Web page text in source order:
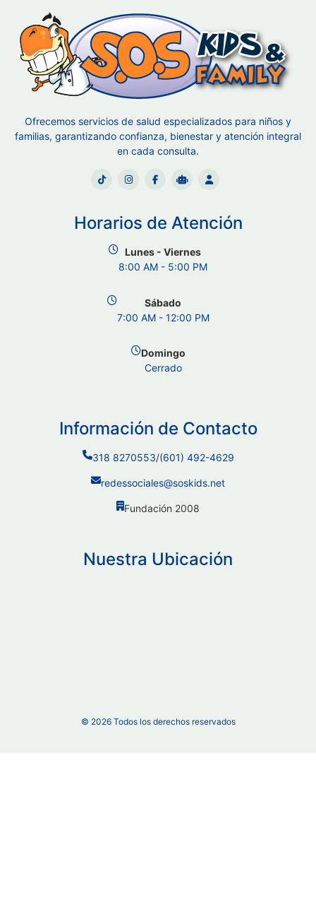
Ofrecemos servicios de salud especializados para niños y
familias, garantizando confianza, bienestar y atención integral
en cada consulta.
Horarios de Atención
Lunes - Viernes
8:00 AM - 5:00 PM
Sábado
7:00 AM - 12:00 PM
Domingo
Cerrado
Información de Contacto
318 8270553/(601) 492-4629
redessociales@soskids.net
Fundación 2008
Nuestra Ubicación
© 2026Todos los derechos reservados